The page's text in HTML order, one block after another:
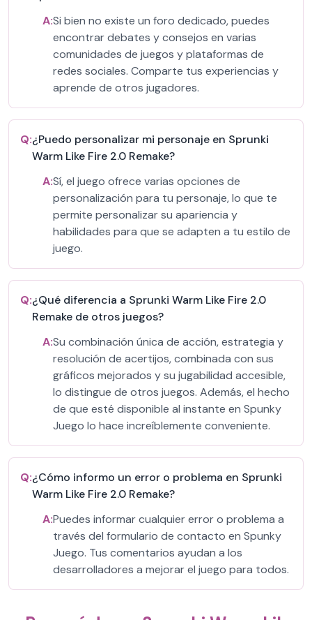
A:Si bien no existe un foro dedicado, puedes
encontrar debates y consejos en varias
comunidades de juegos y plataformas de
redes sociales. Comparte tus experiencias y
aprende de otros jugadores.
Q:¿Puedo personalizar mi personaje en Sprunki
Warm Like Fire 2.0 Remake?
A:Sí, el juego ofrece varias opciones de
personalización para tu personaje, lo que te
permite personalizar su apariencia y
habilidades para que se adapten a tu estilo de
juego.
Q:¿Qué diferencia a Sprunki Warm Like Fire 2.0
Remake de otros juegos?
A:Su combinación única de acción, estrategia y
resolución de acertijos, combinada con sus
gráficos mejorados y su jugabilidad accesible,
lo distingue de otros juegos. Además, el hecho
de que esté disponible al instante en Spunky
Juego lo hace increíblemente conveniente.
Q:¿Cómo informo un error o problema en Sprunki
Warm Like Fire 2.0 Remake?
A:Puedes informar cualquier error o problema a
través del formulario de contacto en Spunky
Juego. Tus comentarios ayudan a los
desarrolladores a mejorar el juego para todos.